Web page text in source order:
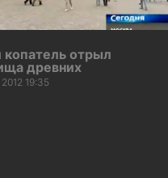
отрыл
древних
19:35